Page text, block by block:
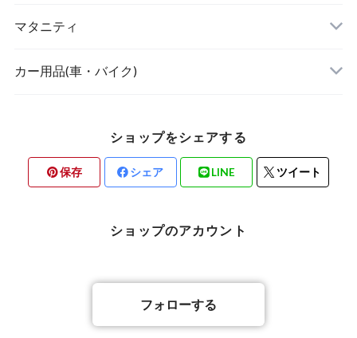
POETIC
キッチングッズ
素材・ハンドメイド
マタニティ
トップス
カー用品(車・バイク)
ショップをシェアする
保存 シェア LINE ツイート
ショップのアカウント
フォローする